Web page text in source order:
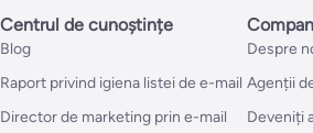
Centrul de cunoștințe
Blog
Raport privind igiena listei de e-mail
Director de marketing prin e-mail
Despre
Agenții
Deveniți